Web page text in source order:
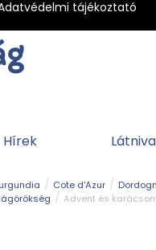
tájékoztató
Hírek
Cote d'Azur
Advent és